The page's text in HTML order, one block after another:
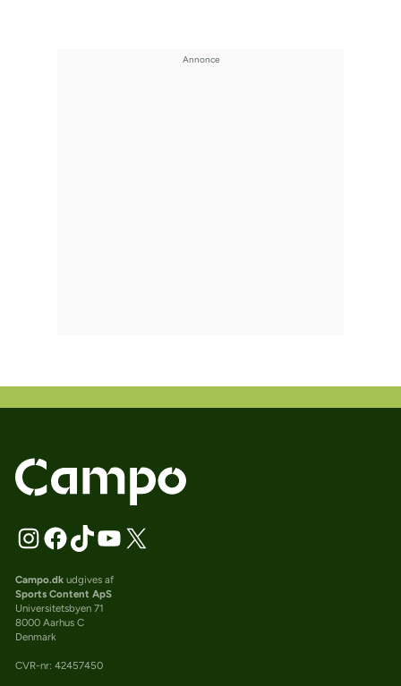
Campo.dkudgives af
Sports Content ApS
Universitetsbyen 71
8000 Aarhus C
Denmark
CVR-nr: 42457450